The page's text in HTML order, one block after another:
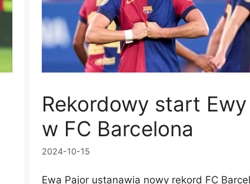
Rekordowy start
w FC Barcelona
2024-10-15
Ewa Pajor ustanawia nowy rekord FC